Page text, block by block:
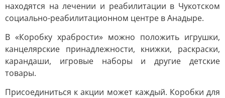
находятся на лечении и реабилитации в Чукотском
социально-реабилитационном центре в Анадыре.
В «Коробку храбрости» можно положить игрушки,
канцелярские принадлежности, книжки, раскраски,
карандаши, игровые наборы и другие детские
товары.
Присоединиться к акции может каждый. Коробки для